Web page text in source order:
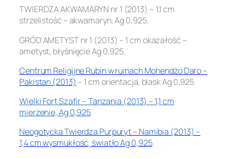
TWIERDZA AKWAMARYN nr 1 (2013) – 1,1 cm
strzelistość – akwamaryn, Ag 0,925.
GRÓD AMETYST nr 1 (2013) – 1 cm okazałość –
ametyst, błyśnięcie Ag 0,925.
Centrum Religijne Rubin w ruinach Mohendżo Daro –
Pakistan (2013) – 1 cm orientacja, blask Ag 0,925.
Wielki Fort Szafir – Tanzania (2013) – 1,1 cm
mierzenie, Ag 0,925.
Neogotycka Twierdza Purpuryt – Namibia (2013) –
1,4 cm wysmukłość, światło Ag 0,925.